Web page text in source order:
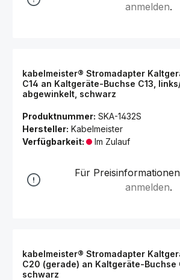
anmelden.
kabelmeister® Stromadapter
C14 an Kaltgeräte-Buchse C13,
abgewinkelt, schwarz
Produktnummer: SKA-1432S
Hersteller: Kabelmeister
Verfügbarkeit:
Im Zulauf
Für
anmelden.
kabelmeister® Stromadapter
C20 (gerade) an Kaltgeräte-Buchse
schwarz